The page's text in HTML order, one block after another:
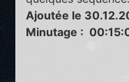
Ajoutée le
Minutage :